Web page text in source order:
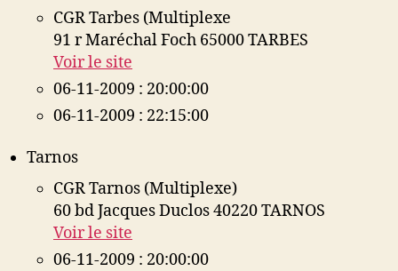
CGR Tarbes (Multiplexe
91 r Maréchal Foch 65000 TARBES
Voir le site
06-11-2009 : 20:00:00
06-11-2009 : 22:15:00
Tarnos
CGR Tarnos (Multiplexe)
60 bd Jacques Duclos 40220 TARNOS
Voir le site
06-11-2009 : 20:00:00